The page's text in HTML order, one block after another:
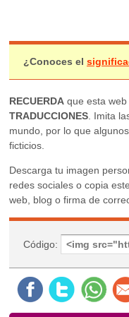
¿Conoces el
RECUERDA que esta web
TRADUCCIONES . Imita
mundo, por lo que
ficticios.
Descarga tu imagen
redes sociales o copia
web, blog o firma de
Código: